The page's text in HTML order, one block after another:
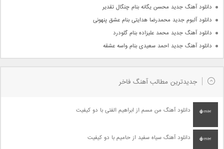
دانلود آهنگ جدید محسن یگانه بنام چنگال تقدیر
دانلود آلبوم جدید محمدرضا هدایتی بنام عشق پنهونی
دانلود آهنگ جدید محمد علیزاده بنام گلودرد
دانلود آهنگ جدید احمد سعیدی بنام واسه عشقه
جدیدترین مطالب آهنگ فاخر
دانلود آهنگ من مسم از ابراهیم الفتی با دو کیفیت
دانلود آهنگ سیاه سفید از حامیم با دو کیفیت